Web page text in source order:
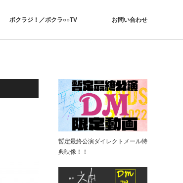
ボクラジ！／ボクラ○○TV お問い合わせ
暫定最終公演ダイレクトメール特
典映像！！